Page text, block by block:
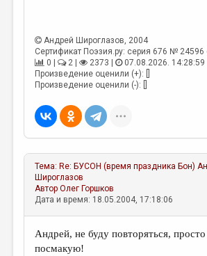
Андрей Широглазов, 2004
Сертификат Поэзия.ру: серия 676 № 24596
0 |
2 | 2373 |
07.08.2026. 14:28:59
Произведение оценили (+): []
Произведение оценили (-): []
Тема: Re: БУСОН (время праздника Бон)
Широглазов
АвторОлег Горшков
Дата и время: 18.05.2004, 17:18:06
Андрей, не буду повторяться,
посмакую!